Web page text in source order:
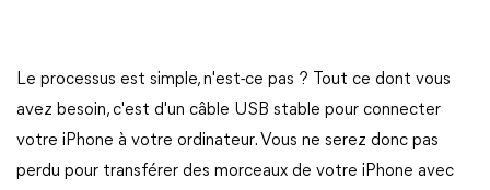
Le processus est simple, n'est-ce pas ? Tout ce dont vous
avez besoin, c'est d'un câble USB stable pour connecter
votre iPhone à votre ordinateur. Vous ne serez donc pas
perdu pour transférer des morceaux de votre iPhone avec